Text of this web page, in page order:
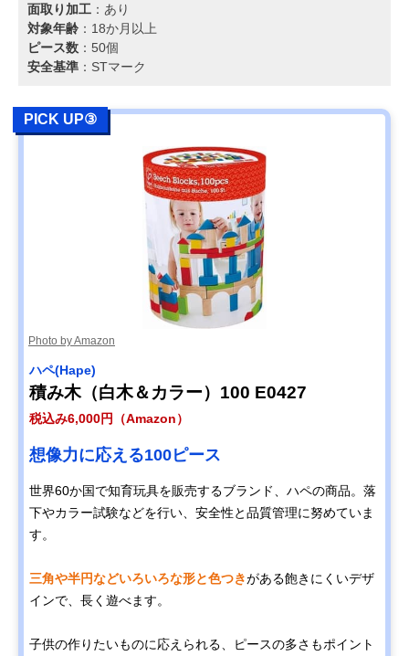
面取り加工 ：あり
対象年齢 ：18か月以上
ピース数 ：50個
安全基準 ：STマーク
PICK UP③
Photo by Amazon
ハペ(Hape)
積み木（白木＆カラー）100 E0427
税込み6,000円（Amazon）
想像力に応える100ピース
世界60か国で知育玩具を販売するブランド、ハペの商品。落
下やカラー試験などを行い、安全性と品質管理に努めていま
す。
三角や半円などいろいろな形と色つきがある飽きにくいデザ
インで、長く遊べます。
子供の作りたいものに応えられる、ピースの多さもポイント